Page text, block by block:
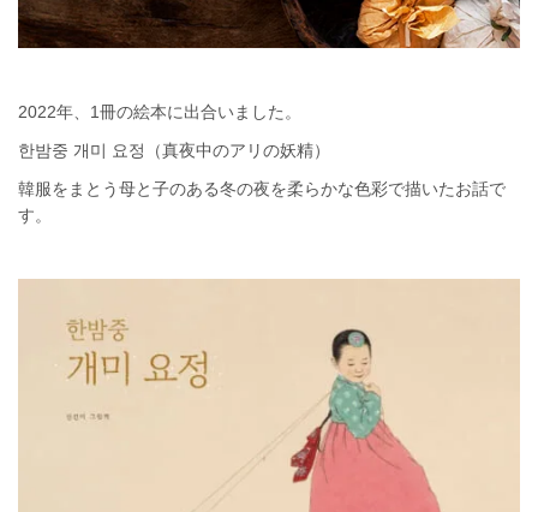
2022年、1冊の絵本に出合いました。
한밤중 개미 요정（真夜中のアリの妖精）
韓服をまとう母と子のある冬の夜を柔らかな色彩で描いたお話で
す。